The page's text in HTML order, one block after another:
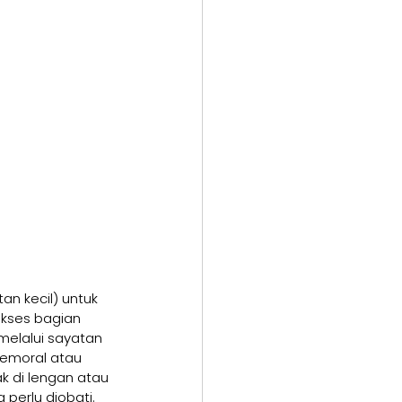
kecil) untuk
bagian
sayatan
atau
di lengan atau
perlu diobati.